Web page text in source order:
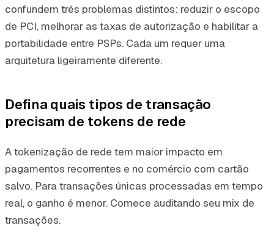
confundem três problemas distintos: reduzir o escopo
de PCI, melhorar as taxas de autorização e habilitar a
portabilidade entre PSPs. Cada um requer uma
arquitetura ligeiramente diferente.
Defina quais tipos de transação
precisam de tokens de rede
A tokenização de rede tem maior impacto em
pagamentos recorrentes e no comércio com cartão
salvo. Para transações únicas processadas em tempo
real, o ganho é menor. Comece auditando seu mix de
transações.